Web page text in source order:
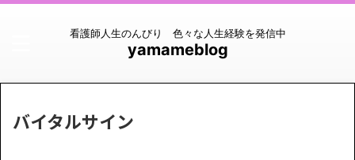
看護師人生のんびり 色々な人生経験を発信中
yamameblog
バイタルサイン